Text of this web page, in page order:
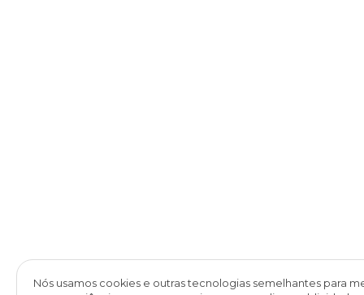
Nós usamos cookies e outras tecnologias semelhantes para